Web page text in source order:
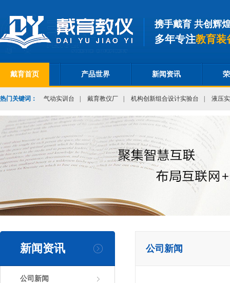
携手戴育 共创辉
多年专注教育装
戴育首页 产品世界 新闻资讯
热门关键词： 气动实训台 戴育教仪厂 机构创新组合设计实验台 液压
新闻资讯
公司新闻
公司新闻